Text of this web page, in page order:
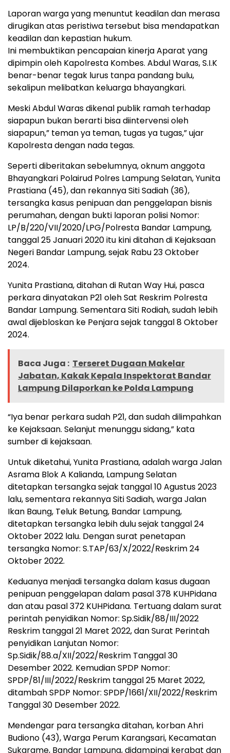
Laporan warga yang menuntut keadilan dan merasa
dirugikan atas peristiwa tersebut bisa mendapatkan
keadilan dan kepastian hukum.
Ini membuktikan pencapaian kinerja Aparat yang
dipimpin oleh Kapolresta Kombes. Abdul Waras, S.I.K
benar-benar tegak lurus tanpa pandang bulu,
sekalipun melibatkan keluarga bhayangkari.
Meski Abdul Waras dikenal publik ramah terhadap
siapapun bukan berarti bisa diintervensi oleh
siapapun,” teman ya teman, tugas ya tugas,” ujar
Kapolresta dengan nada tegas.
Seperti diberitakan sebelumnya, oknum anggota
Bhayangkari Polairud Polres Lampung Selatan, Yunita
Prastiana (45), dan rekannya Siti Sadiah (36),
tersangka kasus penipuan dan penggelapan bisnis
perumahan, dengan bukti laporan polisi Nomor:
LP/B/220/VII/2020/LPG/Polresta Bandar Lampung,
tanggal 25 Januari 2020 itu kini ditahan di Kejaksaan
Negeri Bandar Lampung, sejak Rabu 23 Oktober
2024.
Yunita Prastiana, ditahan di Rutan Way Hui, pasca
perkara dinyatakan P21 oleh Sat Reskrim Polresta
Bandar Lampung. Sementara Siti Rodiah, sudah lebih
awal dijebloskan ke Penjara sejak tanggal 8 Oktober
2024.
Baca Juga : Terseret Dugaan Makelar
Jabatan, Kakak Kepala Inspektorat Bandar
Lampung Dilaporkan ke Polda Lampung
“Iya benar perkara sudah P21, dan sudah dilimpahkan
ke Kejaksaan. Selanjut menunggu sidang,” kata
sumber di kejaksaan.
Untuk diketahui, Yunita Prastiana, adalah warga Jalan
Asrama Blok A Kalianda, Lampung Selatan
ditetapkan tersangka sejak tanggal 10 Agustus 2023
lalu, sementara rekannya Siti Sadiah, warga Jalan
Ikan Baung, Teluk Betung, Bandar Lampung,
ditetapkan tersangka lebih dulu sejak tanggal 24
Oktober 2022 lalu. Dengan surat penetapan
tersangka Nomor: S.TAP/63/X/2022/Reskrim 24
Oktober 2022.
Keduanya menjadi tersangka dalam kasus dugaan
penipuan penggelapan dalam pasal 378 KUHPidana
dan atau pasal 372 KUHPidana. Tertuang dalam surat
perintah penyidikan Nomor: Sp.Sidik/88/III/2022
Reskrim tanggal 21 Maret 2022, dan Surat Perintah
penyidikan Lanjutan Nomor:
Sp.Sidik/88.a/XII/2022/Reskrim Tanggal 30
Desember 2022. Kemudian SPDP Nomor:
SPDP/81/III/2022/Reskrim tanggal 25 Maret 2022,
ditambah SPDP Nomor: SPDP/1661/XII/2022/Reskrim
Tanggal 30 Desember 2022.
Mendengar para tersangka ditahan, korban Ahri
Budiono (43), Warga Perum Karangsari, Kecamatan
Sukarame, Bandar Lampung, didampingi kerabat dan